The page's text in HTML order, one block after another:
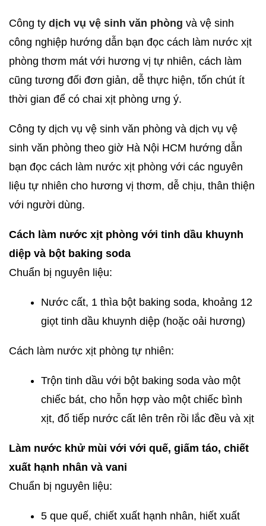
Công ty dịch vụ vệ sinh văn phòng và vệ sinh
công nghiệp hướng dẫn bạn đọc cách làm nước xịt
phòng thơm mát với hương vị tự nhiên, cách làm
cũng tương đối đơn giản, dễ thực hiện, tốn chút ít
thời gian để có chai xịt phòng ưng ý.
Công ty dịch vụ vệ sinh văn phòng và dịch vụ vệ
sinh văn phòng theo giờ Hà Nội HCM hướng dẫn
bạn đọc cách làm nước xịt phòng với các nguyên
liệu tự nhiên cho hương vị thơm, dễ chịu, thân thiện
với người dùng.
Cách làm nước xịt phòng với tinh dầu khuynh
diệp và bột baking soda
Chuẩn bị nguyên liệu:
Nước cất, 1 thìa bột baking soda, khoảng 12
giọt tinh dầu khuynh diệp (hoặc oải hương)
Cách làm nước xịt phòng tự nhiên:
Trộn tinh dầu với bột baking soda vào một
chiếc bát, cho hỗn hợp vào một chiếc bình
xịt, đổ tiếp nước cất lên trên rồi lắc đều và xịt
Làm nước khử mùi với với quế, giấm táo, chiết
xuất hạnh nhân và vani
Chuẩn bị nguyên liệu:
5 que quế, chiết xuất hạnh nhân, hiết xuất